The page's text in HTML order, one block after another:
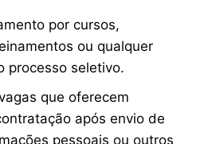
por cursos,
ou qualquer
processo seletivo.
que oferecem
após envio de
pessoais ou outros